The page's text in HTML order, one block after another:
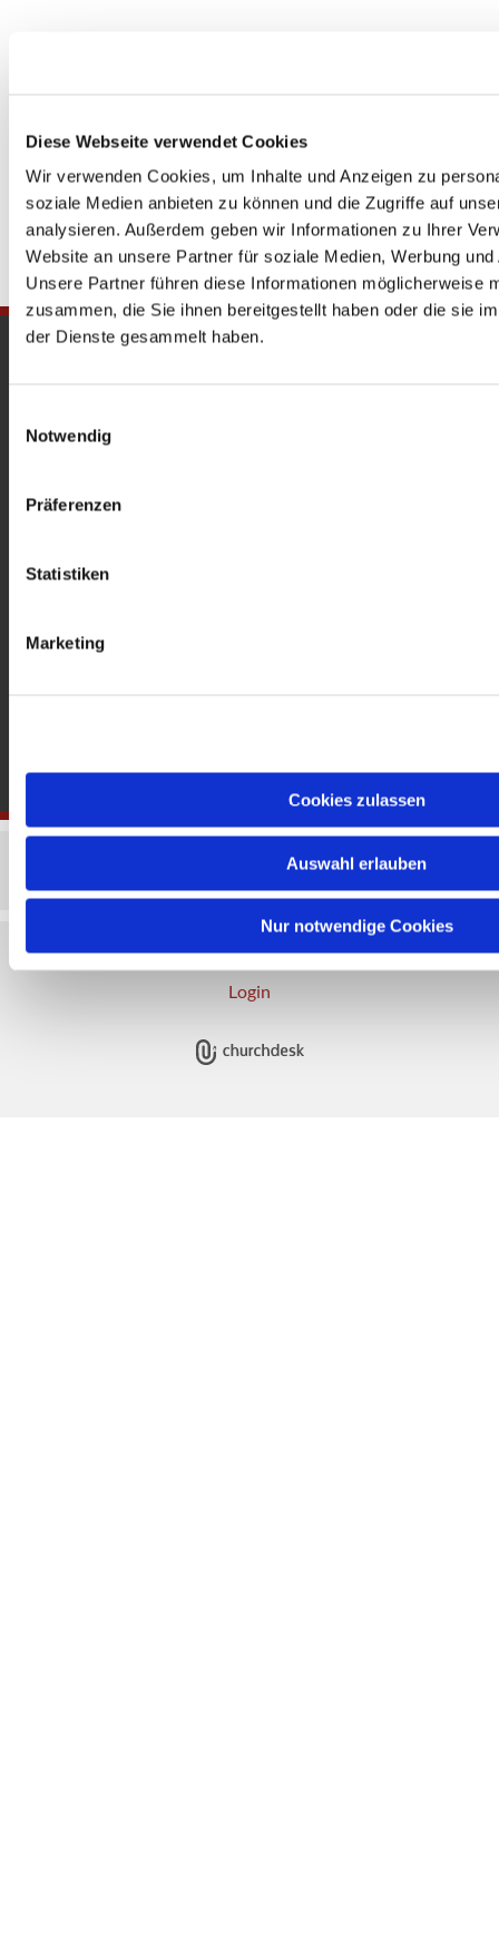
Diese Webseite verwendet Cookies
Wir verwenden Cookies, um Inhalte und Anzeigen zu
soziale Medien anbieten zu können und die Zugriffe auf
analysieren. Außerdem geben wir Informationen zu Ihrer
Website an unsere Partner für soziale Medien, Werbung
Unsere Partner führen diese Informationen möglicherweise
zusammen, die Sie ihnen bereitgestellt haben oder die sie
der Dienste gesammelt haben.
Notwendig
Präferenzen
Statistiken
Marketing
Cookies zulassen
Auswahl erlauben
Nur notwendige Cookies
Heckerdamm 230, 13627 Berlin |
Offene Kirche: Täglich 08-18 Uhr
Impressum Datenschutzerklärung
ChurchDesk-
Login